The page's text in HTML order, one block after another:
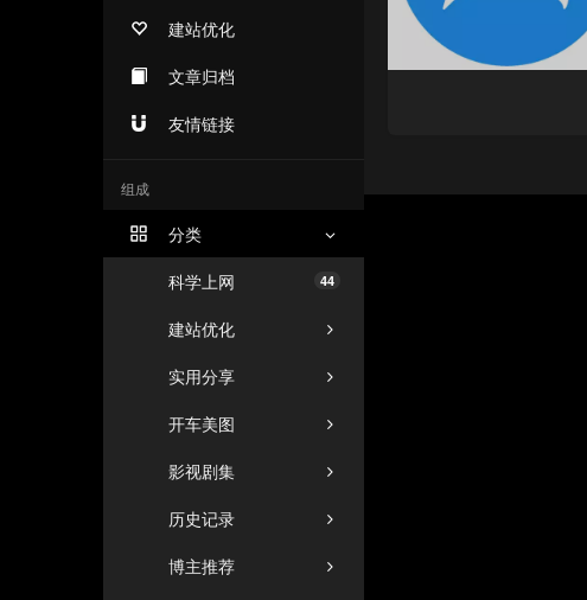
建站优化
文章归档
友情链接
组成
分类
44
科学上网
建站优化
实用分享
开车美图
影视剧集
历史记录
博主推荐